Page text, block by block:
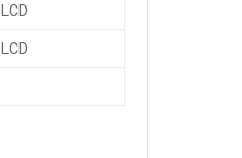
LCD
LCD